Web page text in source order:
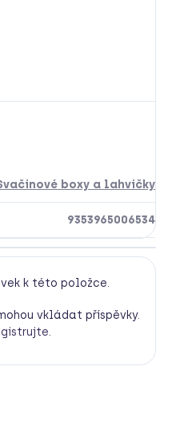
boxy a lahvičky
9353965006534
k této položce.
vkládat příspěvky.
.